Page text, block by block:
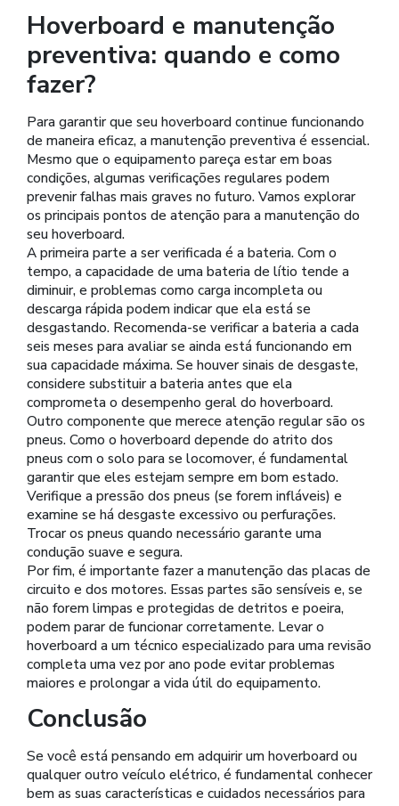
Hoverboard e manutenção
preventiva: quando e como
fazer?
Para garantir que seu hoverboard continue funcionando
de maneira eficaz, a manutenção preventiva é essencial.
Mesmo que o equipamento pareça estar em boas
condições, algumas verificações regulares podem
prevenir falhas mais graves no futuro. Vamos explorar
os principais pontos de atenção para a manutenção do
seu hoverboard.
A primeira parte a ser verificada é a bateria. Com o
tempo, a capacidade de uma bateria de lítio tende a
diminuir, e problemas como carga incompleta ou
descarga rápida podem indicar que ela está se
desgastando. Recomenda-se verificar a bateria a cada
seis meses para avaliar se ainda está funcionando em
sua capacidade máxima. Se houver sinais de desgaste,
considere substituir a bateria antes que ela
comprometa o desempenho geral do hoverboard.
Outro componente que merece atenção regular são os
pneus. Como o hoverboard depende do atrito dos
pneus com o solo para se locomover, é fundamental
garantir que eles estejam sempre em bom estado.
Verifique a pressão dos pneus (se forem infláveis) e
examine se há desgaste excessivo ou perfurações.
Trocar os pneus quando necessário garante uma
condução suave e segura.
Por fim, é importante fazer a manutenção das placas de
circuito e dos motores. Essas partes são sensíveis e, se
não forem limpas e protegidas de detritos e poeira,
podem parar de funcionar corretamente. Levar o
hoverboard a um técnico especializado para uma revisão
completa uma vez por ano pode evitar problemas
maiores e prolongar a vida útil do equipamento.
Conclusão
Se você está pensando em adquirir um hoverboard ou
qualquer outro veículo elétrico, é fundamental conhecer
bem as suas características e cuidados necessários para